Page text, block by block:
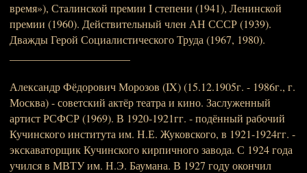
время»), Сталинской премии I степени (1941), Ленинской
премии (1960). Действительный член АН СССР (1939).
Дважды Герой Социалистического Труда (1967, 1980).
Александр Фёдорович Морозов (IX) (15.12.1905г. - 1986г., г.
Москва) - советский актёр театра и кино. Заслуженный
артист РСФСР (1969). В 1920-1921гг. - подённый рабочий
Кучинского института им. Н.Е. Жуковского, в 1921-1924гг. -
экскаваторщик Кучинского кирпичного завода. С 1924 года
учился в МВТУ им. Н.Э. Баумана. В 1927 году окончил